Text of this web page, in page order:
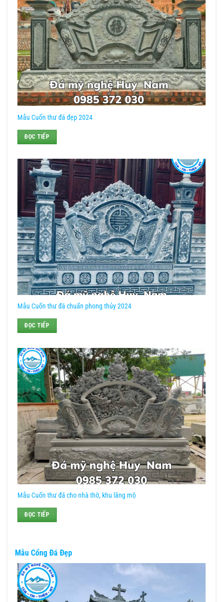
Mẫu Cuốn thư đá đẹp 2024
ĐỌC TIẾP
Mẫu Cuốn thư đá chuẩn phong thủy 2024
ĐỌC TIẾP
Mẫu Cuốn thư đá cho nhà thờ, khu lăng mộ
ĐỌC TIẾP
Mẫu Cổng Đá Đẹp